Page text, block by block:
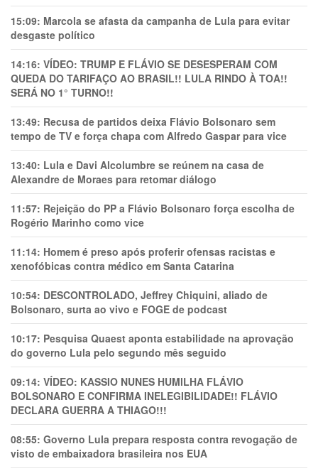
15:09: Marcola se afasta da campanha de Lula para evitar
desgaste político
14:16: VÍDEO: TRUMP E FLÁVIO SE DESESPERAM COM
QUEDA DO TARIFAÇO AO BRASIL!! LULA RINDO À TOA!!
SERÁ NO 1° TURNO!!
13:49: Recusa de partidos deixa Flávio Bolsonaro sem
tempo de TV e força chapa com Alfredo Gaspar para vice
13:40: Lula e Davi Alcolumbre se reúnem na casa de
Alexandre de Moraes para retomar diálogo
11:57: Rejeição do PP a Flávio Bolsonaro força escolha de
Rogério Marinho como vice
11:14: Homem é preso após proferir ofensas racistas e
xenofóbicas contra médico em Santa Catarina
10:54: DESCONTROLADO, Jeffrey Chiquini, aliado de
Bolsonaro, surta ao vivo e FOGE de podcast
10:17: Pesquisa Quaest aponta estabilidade na aprovação
do governo Lula pelo segundo mês seguido
09:14: VÍDEO: KASSIO NUNES HUMlLHA FLÁVIO
BOLSONARO E CONFIRMA INELEGIBILIDADE!! FLÁVIO
DECLARA GUERRA A THIAGO!!!
08:55: Governo Lula prepara resposta contra revogação de
visto de embaixadora brasileira nos EUA